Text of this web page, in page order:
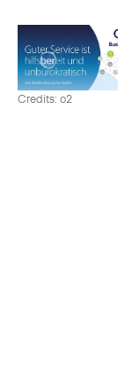
Credits: o2